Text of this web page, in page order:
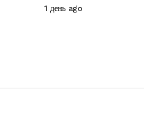
1 день ago